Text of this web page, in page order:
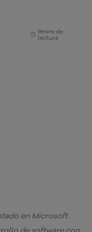
9mins de
lectura
en Microsoft